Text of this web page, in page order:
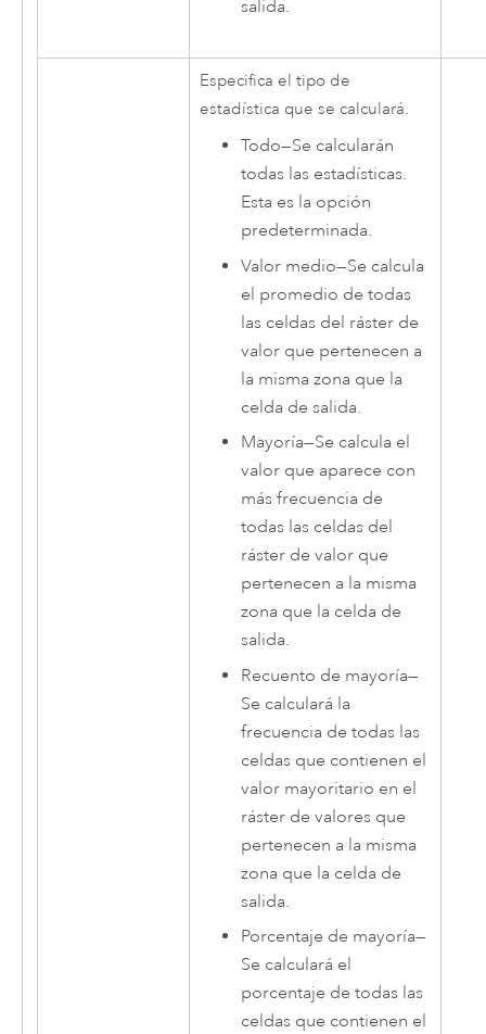
salida.
Especifica el tipo de
estadística que se calculará.
Todo—Se calcularán
todas las estadísticas.
Esta es la opción
predeterminada.
Valor medio—Se calcula
el promedio de todas
las celdas del ráster de
valor que pertenecen a
la misma zona que la
celda de salida.
Mayoría—Se calcula el
valor que aparece con
más frecuencia de
todas las celdas del
ráster de valor que
pertenecen a la misma
zona que la celda de
salida.
Recuento de mayoría—
Se calculará la
frecuencia de todas las
celdas que contienen el
valor mayoritario en el
ráster de valores que
pertenecen a la misma
zona que la celda de
salida.
Porcentaje de mayoría—
Se calculará el
porcentaje de todas las
celdas que contienen el